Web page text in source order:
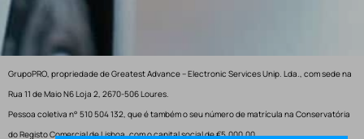
GrupoPRO, propriedade de Greatest Advance – Electronic Services Unip. Lda., com sede na
Rua 11 de Maio N6 Loja 2, 2670-506 Loures.
Pessoa coletiva n° 510 504 132, que é também o seu número de matrícula na Conservatória
do Registo Comercial de Lisboa, com o capital social de €5.000,00.